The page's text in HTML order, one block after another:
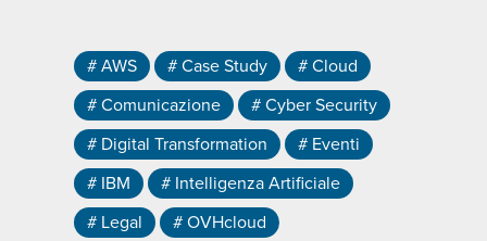
# AWS # Case Study
# Cloud
# Comunicazione
# Cyber Security
# Digital Transformation
# Eventi
# IBM
# Intelligenza Artificiale
# Legal
# OVHcloud